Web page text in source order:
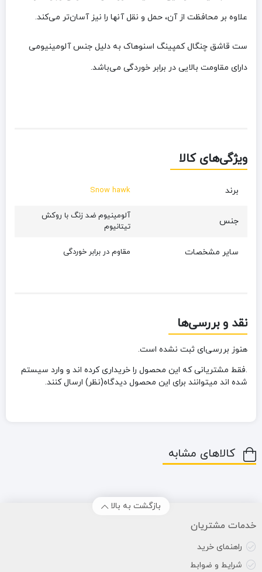
علاوه بر محافظت از آن، حمل و نقل آنها را نیز آسان‌تر می‌کند.
ست قاشق چنگال کمپینگ اسنوهاک به دلیل جنس آلومینیومی
دارای مقاومت بالایی در برابر خوردگی می‌باشد.
ویژگی‌های کالا
برند Snow hawk
جنس
آلومینیوم ضد زنگ با روکش
تیتانیوم
سایر مشخصات مقاوم در برابر خوردگی
نقد و بررسی‌ها
هنوز بررسی‌ای ثبت نشده است.
.فقط مشتریانی که این محصول را خریداری کرده اند و وارد سیستم
شده اند میتوانند برای این محصول دیدگاه(نظر) ارسال کنند.
کالاهای مشابه
بازگشت به بالا
خدمات مشتریان
راهنمای خرید
شرایط و ضوابط